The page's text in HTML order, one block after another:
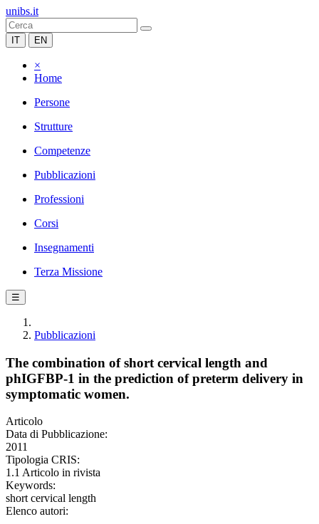
unibs.it
IT EN
×
Home
Persone
Strutture
Competenze
Pubblicazioni
Professioni
Corsi
Insegnamenti
Terza Missione
☰
Pubblicazioni
The combination of short cervical length and
phIGFBP-1 in the prediction of preterm delivery in
symptomatic women.
Articolo
Data di Pubblicazione:
2011
Tipologia CRIS:
1.1 Articolo in rivista
Keywords:
short cervical length
Elenco autori: